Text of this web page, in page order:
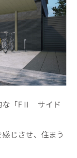
な「FⅡ サイド
じさせ、住まう